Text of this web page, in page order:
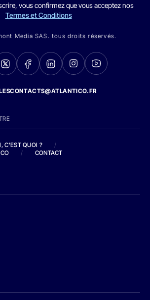
vous confirmez que vous acceptez nos
Termes et Conditions
Media SAS. tous droits réservés.
C'EST QUOI ?
/
/ CONTACT